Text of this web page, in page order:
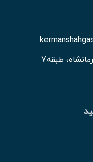
طبقه7